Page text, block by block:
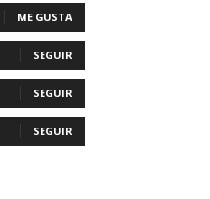
ME GUSTA
SEGUIR
SEGUIR
SEGUIR